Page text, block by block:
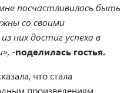
посчастливилось быть
со своими
них достиг успеха в
-поделилась гостья.
что стала